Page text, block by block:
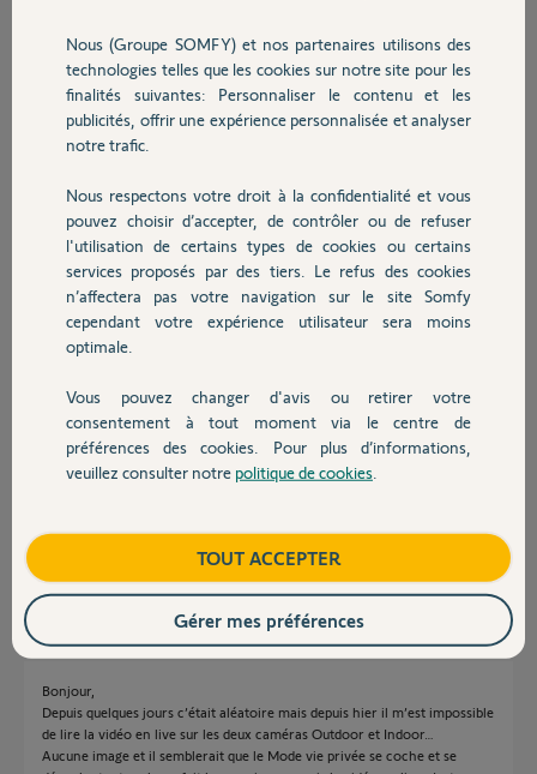
Sécurité
Domotique
Chauffage
Autres produits
Devis avec un pro
Contact
Sur ce sujet https://forum.somfy.fr/questions/2775102-somfy-
protect-im...le SAV semble intervenir
Je suis ingénieur réseau donc je vous confirme que pas de soucis de
réseau, assez de bande passante et wifi suffisant sur les caméras
tard erreur systématique
Mes MAC :
0076B10168A9
0076B104410C
Merci de votre aide
Merci,
il y a 2 mois
Réponses
Bonjour,
Depuis quelques jours c’était aléatoire mais depuis hier il m’est impossible
de lire la vidéo en live sur les deux caméras Outdoor et Indoor…
Aucune image et il semblerait que le Mode vie privée se coche et se
Nous (Groupe SOMFY) et nos partenaires utilisons des
technologies telles que les cookies sur notre site pour les
finalités suivantes: Personnaliser le contenu et les
publicités, offrir une expérience personnalisée et analyser
notre trafic.
Nous respectons votre droit à la confidentialité et vous
pouvez choisir d’accepter, de contrôler ou de refuser
l'utilisation de certains types de cookies ou certains
services proposés par des tiers. Le refus des cookies
n’affectera pas votre navigation sur le site Somfy
cependant votre expérience utilisateur sera moins
optimale.
Vous pouvez changer d'avis ou retirer votre
consentement à tout moment via le centre de
préférences des cookies. Pour plus d’informations,
veuillez consulter notre politique de cookies
TOUT ACCEPTER
Gérer mes préférences